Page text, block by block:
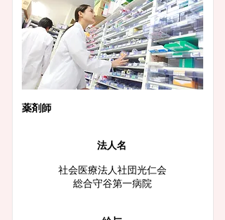
薬剤師
法人名
社会医療法人社団光仁会
総合守谷第一病院